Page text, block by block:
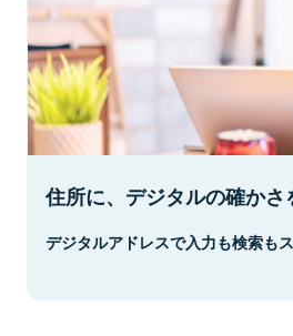
住所に、デジタルの確かさ
デジタルアドレスで入力も検索もス